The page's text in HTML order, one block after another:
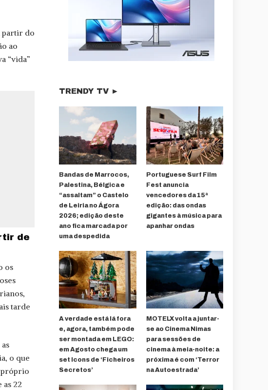
partir do
ao
“vida”
de
os
tarde
o que
próprio
as 22
TRENDY TV ►
Bandas de Marrocos,
Palestina, Bélgica e
“assaltam” o Castelo
de Leiria no Ágora
2026; edição deste
ano fica marcada por
uma despedida
Portuguese Surf Film
Fest anuncia
vencedores da 15ª
edição: das ondas
gigantes à música para
apanhar ondas
A verdade está lá fora
e, agora, também pode
ser montada em LEGO:
em Agosto chega um
set Icons de ‘Ficheiros
Secretos’
MOTELX volta a juntar-
se ao Cinema Nimas
para sessões de
cinema à meia-noite: a
próxima é com ‘Terror
na Autoestrada’